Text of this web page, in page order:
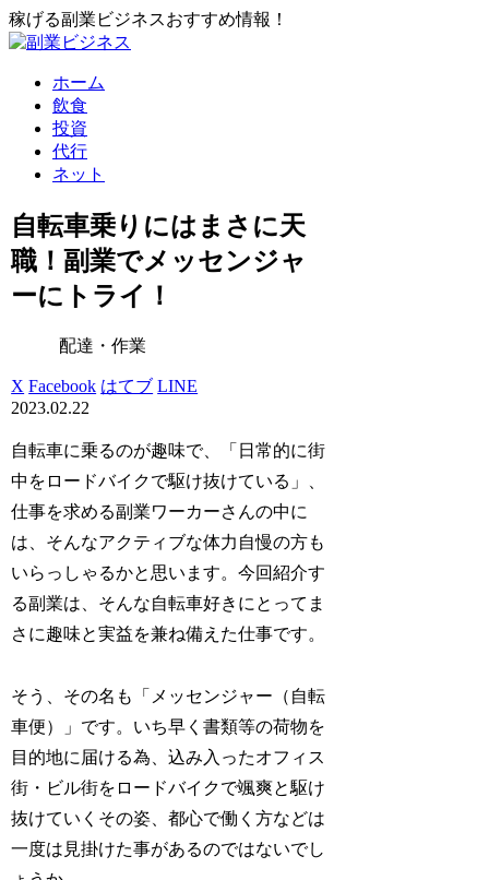
稼げる副業ビジネスおすすめ情報！
ホーム
飲食
投資
代行
ネット
自転車乗りにはまさに天
職！副業でメッセンジャ
ーにトライ！
配達・作業
X Facebook はてブ LINE
2023.02.22
自転車に乗るのが趣味で、「日常的に街
中をロードバイクで駆け抜けている」、
仕事を求める副業ワーカーさんの中に
は、そんなアクティブな体力自慢の方も
いらっしゃるかと思います。今回紹介す
る副業は、そんな自転車好きにとってま
さに趣味と実益を兼ね備えた仕事です。
そう、その名も「メッセンジャー（自転
車便）」です。いち早く書類等の荷物を
目的地に届ける為、込み入ったオフィス
街・ビル街をロードバイクで颯爽と駆け
抜けていくその姿、都心で働く方などは
一度は見掛けた事があるのではないでし